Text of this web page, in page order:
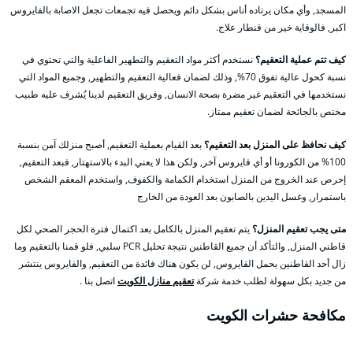
المسجد, وأي مكان يرتاده أناس بشكل دائم ويحصل فيه تجمعات تجعل الاصابة بالفايروس
اكبر, فالوقاية خير من قنطار علاج.
كيف تتم عملية التعقيم؟ نستخدم أكثر مواد التعقيم والتطهير الفاعلية والتي تحتوي في
نسبة كحول عالية تفوق 70%, وذلك لضمان فعالية التعقيم والتطهير, وجميع المواد التي
نستخدمها في التعقيم غير مضرة بصحة الانسان, وفريق التعقيم لدينا يُشرف عليه طبيب
مختص بالجائحة لضمان تعقيم ممتاز.
كيف نحافظ على المنزل بعد التعقيم؟ بعد القيام بعملية التعقيم, أصبح منزلك آمن بنسبة
100% من الكورونا أو أي فايروس آخر, ولكن هذا لا يعني البدء بالاستهتار, فبعد التعقيم,
إحرص عند الخروج من المنزل استخدام الكمامة والكفوف, واستخدم المعقم الشخص
باستمرار, وغسل اليدين بالصابون بعد العودة من الخارج
متى يجب تعقيم المنزل؟ يتم تعقيم المنزل بالكامل بعد اكتمال فترة الحجر الصحي لكل
قاطني المنزل, والتأكد أن جميع القاطنين نتيجة تحليل PCR سلبي, فلو قمنا بالتعقيم وما
زال أحد القاطنين يحمل القايروس, لن يكون هناك فائدة من التعقيم, والفايروس ينتشر
من جديد بكل سهولة لطلب خدمة شركةتعقيم منازل الكويتاتصل بنا .
مكافحة حشرات الكويت